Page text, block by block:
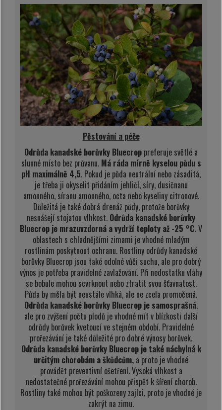
Pěstování a péče
Odrůda kanadské borůvky Bluecrop preferuje světlé a
slunné místo bez průvanu. Má ráda mírně kyselou půdu s
pH maximálně 4,5. Pokud je půda neutrální nebo zásaditá,
je třeba ji okyselit přidáním jehličí, síry, dusičnanu
amonného, síranu amonného, octa nebo kyseliny citronové.
Důležitá je také dobrá drenáž půdy, protože borůvky
nesnášejí stojatou vlhkost. Odrůda kanadské borůvky
Bluecrop je mrazuvzdorná a vydrží teploty až -25 °C.V
oblastech s chladnějšími zimami je vhodné mladým
rostlinám poskytnout ochranu. Rostliny odrůdy kanadské
borůvky Bluecrop jsou také odolné vůči suchu, ale pro dobrý
výnos je potřeba pravidelné zavlažování. Při nedostatku vláhy
se bobule mohou scvrknout nebo ztratit svou šťavnatost.
Půda by měla být neustále vlhká, ale ne zcela promočená.
Odrůda kanadské borůvky Bluecrop je samosprašná,
ale pro zvýšení počtu plodů je vhodné mít v blízkosti další
odrůdy borůvek kvetoucí ve stejném období. Pravidelné
prořezávání je také důležité pro dobré výnosy borůvek.
Odrůda kanadské borůvky Bluecrop je také náchylná k
určitým chorobám a škůdcům, a proto je vhodné
provádět preventivní ošetření. Vysoká vlhkost a
nedostatečné prořezávání mohou přispět k šíření chorob.
Rostliny také mohou být poškozeny zajíci, proto je vhodné je
zakrýt na zimu.